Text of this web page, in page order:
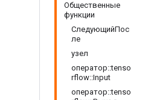
Общественные
функции
СледующийПос
ле
узел
оператор::tenso
rflow::Input
оператор::tenso